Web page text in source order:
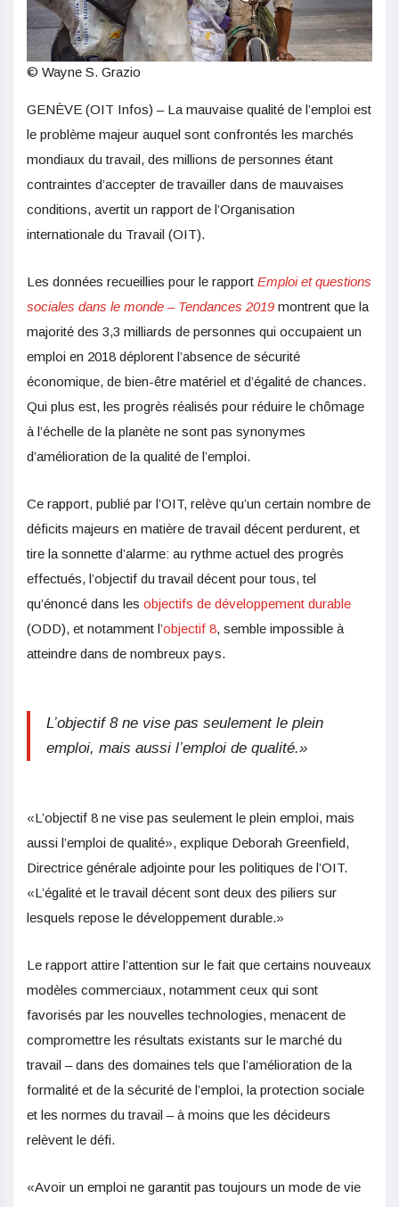
© Wayne S. Grazio
GENÈVE (OIT Infos) – La mauvaise qualité de l’emploi est
le problème majeur auquel sont confrontés les marchés
mondiaux du travail, des millions de personnes étant
contraintes d’accepter de travailler dans de mauvaises
conditions, avertit un rapport de l’Organisation
internationale du Travail (OIT).
Les données recueillies pour le rapport Emploi et questions
sociales dans le monde – Tendances 2019 montrent que la
majorité des 3,3 milliards de personnes qui occupaient un
emploi en 2018 déplorent l’absence de sécurité
économique, de bien-être matériel et d’égalité de chances.
Qui plus est, les progrès réalisés pour réduire le chômage
à l’échelle de la planète ne sont pas synonymes
d’amélioration de la qualité de l’emploi.
Ce rapport, publié par l’OIT, relève qu’un certain nombre de
déficits majeurs en matière de travail décent perdurent, et
tire la sonnette d’alarme: au rythme actuel des progrès
effectués, l’objectif du travail décent pour tous, tel
qu’énoncé dans les objectifs de développement durable
(ODD), et notamment l’objectif 8, semble impossible à
atteindre dans de nombreux pays.
L’objectif 8 ne vise pas seulement le plein
emploi, mais aussi l’emploi de qualité.»
«L’objectif 8 ne vise pas seulement le plein emploi, mais
aussi l’emploi de qualité», explique Deborah Greenfield,
Directrice générale adjointe pour les politiques de l’OIT.
«L’égalité et le travail décent sont deux des piliers sur
lesquels repose le développement durable.»
Le rapport attire l’attention sur le fait que certains nouveaux
modèles commerciaux, notamment ceux qui sont
favorisés par les nouvelles technologies, menacent de
compromettre les résultats existants sur le marché du
travail – dans des domaines tels que l’amélioration de la
formalité et de la sécurité de l’emploi, la protection sociale
et les normes du travail – à moins que les décideurs
relèvent le défi.
«Avoir un emploi ne garantit pas toujours un mode de vie